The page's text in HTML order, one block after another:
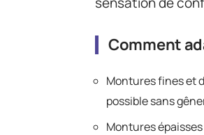
Comment
Montures fines et
possible sans
Montures